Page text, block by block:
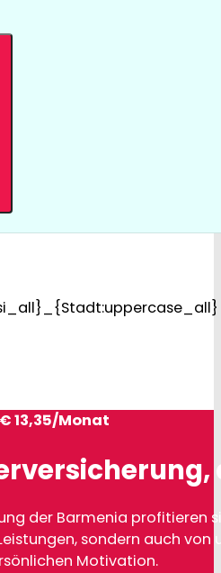
€ 13,35/Monat
der Barmenia profitieren
sondern auch von
Motivation.